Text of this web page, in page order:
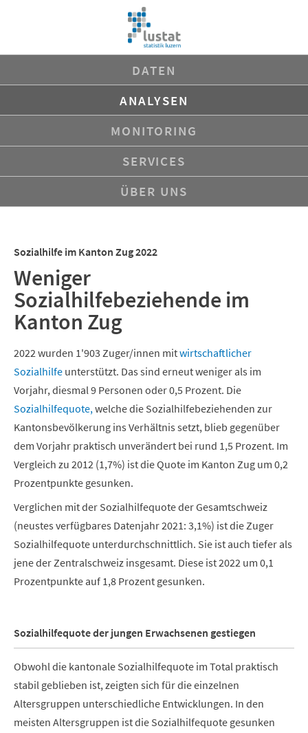
DATEN
ANALYSEN
MONITORING
SERVICES
ÜBER UNS
Sozialhilfe im Kanton Zug 2022
Weniger
Sozialhilfebeziehende im
Kanton Zug
2022 wurden 1'903 Zuger/innen mitwirtschaftlicher
Sozialhilfe unterstützt. Das sind erneut weniger als im
Vorjahr, diesmal 9 Personen oder 0,5 Prozent. Die
Sozialhilfequote, welche die Sozialhilfebeziehenden zur
Kantonsbevölkerung ins Verhältnis setzt, blieb gegenüber
dem Vorjahr praktisch unverändert bei rund 1,5 Prozent. Im
Vergleich zu 2012 (1,7%) ist die Quote im Kanton Zug um 0,2
Prozentpunkte gesunken.
Verglichen mit der Sozialhilfequote der Gesamtschweiz
(neustes verfügbares Datenjahr 2021: 3,1%) ist die Zuger
Sozialhilfequote unterdurchschnittlich. Sie ist auch tiefer als
jene der Zentralschweiz insgesamt. Diese ist 2022 um 0,1
Prozentpunkte auf 1,8 Prozent gesunken.
Sozialhilfequote der jungen Erwachsenen gestiegen
Obwohl die kantonale Sozialhilfequote im Total praktisch
stabil geblieben ist, zeigten sich für die einzelnen
Altersgruppen unterschiedliche Entwicklungen. In den
meisten Altersgruppen ist die Sozialhilfequote gesunken